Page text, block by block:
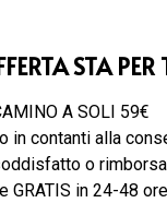
STA
A SOLI 59€
in contanti alla
o
GRATIS in 24-48 ore